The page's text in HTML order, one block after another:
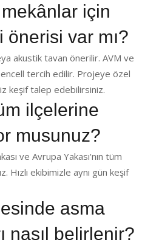
için
var mı?
akustik tavan önerilir. AVM ve
tercih edilir. Projeye özel
keşif talep edebilirsiniz.
ilçelerine
musunuz?
ve Avrupa Yakası'nın tüm
ekibimizle aynı gün keşif
asma
nasıl belirlenir?